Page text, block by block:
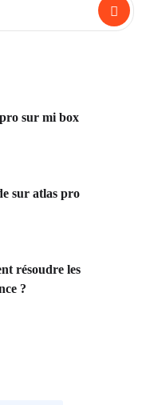
sur mi box
sur atlas pro
résoudre les
?